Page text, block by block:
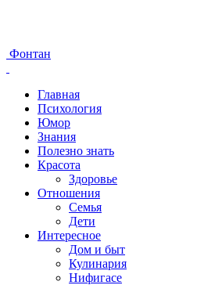
Фонтан
Главная
Психология
Юмор
Знания
Полезно знать
Красота
Здоровье
Отношения
Семья
Дети
Интересное
Дом и быт
Кулинария
Нифигасе